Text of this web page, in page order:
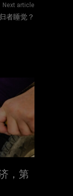
Next article
者睡觉？
，第